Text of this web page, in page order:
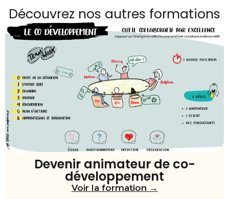
Découvrez nos autres formations
Devenir animateur de co-
développement
Voir la formation →